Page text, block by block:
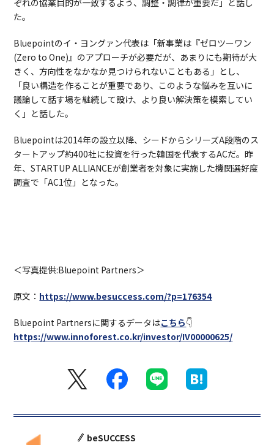
ぞれの協業目的が一致するよう、調整・調律が重要だ」と話し
た。
Bluepointのイ・ヨングァン代表は「新事業は『ゼロツーワン
(Zero to One)』のアプローチが必要だが、あまりにも期待が大
きく、方向性をなかなか見つけられないこともある」とし、
「良い構造を作ることが重要であり、このような悩みを互いに
議論して話す場を継続して設け、より良い解決策を模索してい
く」と話した。
Bluepointは2014年の設立以降、シードからシリーズA段階のス
タートアップ約400社に投資を行った韓国を代表するACだ。昨
年、STARTUP ALLIANCEが創業者を対象に実施した機関選好度
調査で「AC1位」となった。
＜写真提供:Bluepoint Partners＞
原文： https://www.besuccess.com/?p=176354
Bluepoint Partnersに関するデータはこちら👇
https://www.innoforest.co.kr/investor/IV00000625/
beSUCCESS